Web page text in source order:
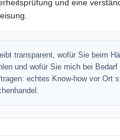
und eine
transparent, wofür Sie beim
und wofür Sie mich bei Bedarf
echtes Know-how vor Ort